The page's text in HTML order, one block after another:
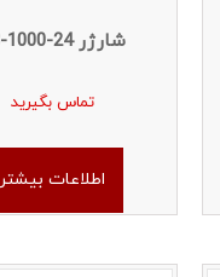
شارژر PB-1000-24
تماس بگیرید
اطلاعات بیشتر